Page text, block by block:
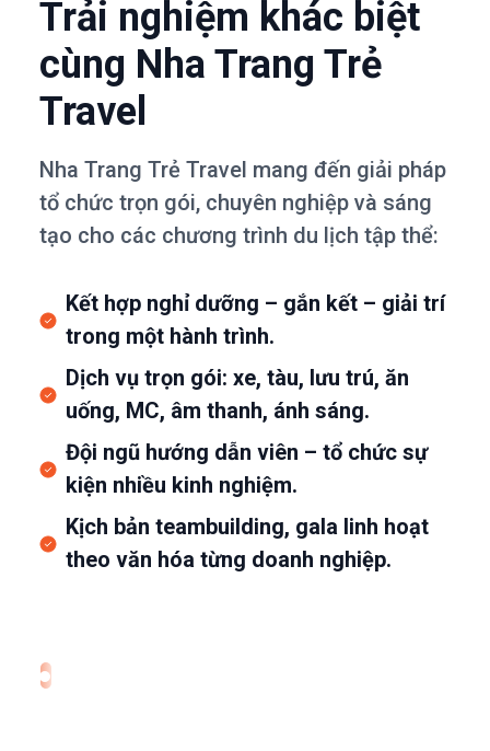
Trải nghiệm khác biệt
cùng Nha Trang Trẻ
Travel
Nha Trang Trẻ Travel mang đến giải pháp
tổ chức trọn gói, chuyên nghiệp và sáng
tạo cho các chương trình du lịch tập thể:
Kết hợp nghỉ dưỡng – gắn kết – giải trí
trong một hành trình.
Dịch vụ trọn gói: xe, tàu, lưu trú, ăn
uống, MC, âm thanh, ánh sáng.
Đội ngũ hướng dẫn viên – tổ chức sự
kiện nhiều kinh nghiệm.
Kịch bản teambuilding, gala linh hoạt
theo văn hóa từng doanh nghiệp.